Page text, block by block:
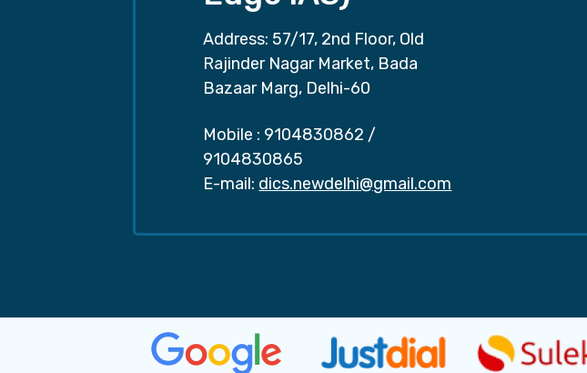
Address: 57/17, 2nd Floor, Old
Rajinder Nagar Market, Bada
Bazaar Marg, Delhi-60
Mobile : 9104830862 /
9104830865
E-mail: dics.newdelhi@gmail.com